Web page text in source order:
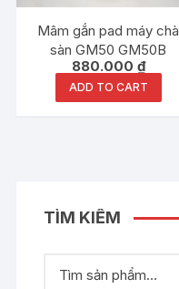
Mâm gắn pad máy chà
sàn GM50 GM50B
880.000 ₫
ADD TO CART
TÌM KIẾM